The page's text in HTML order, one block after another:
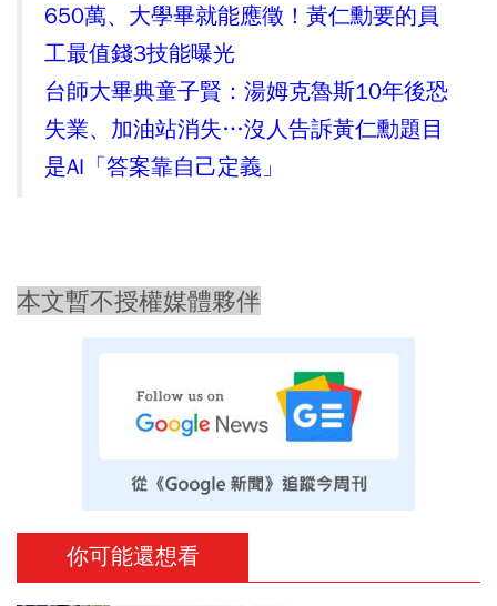
650萬、大學畢就能應徵！黃仁勳要的員
工最值錢3技能曝光
台師大畢典童子賢：湯姆克魯斯10年後恐
失業、加油站消失…沒人告訴黃仁勳題目
是AI「答案靠自己定義」
本文暫不授權媒體夥伴
你可能還想看